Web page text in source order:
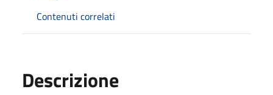
Contenuti correlati
Descrizione